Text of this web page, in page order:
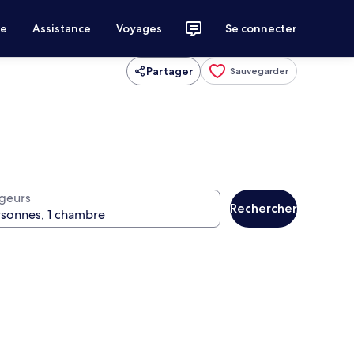
Assistance Voyages Se connecter
Partager Sauvegarder
Rechercher